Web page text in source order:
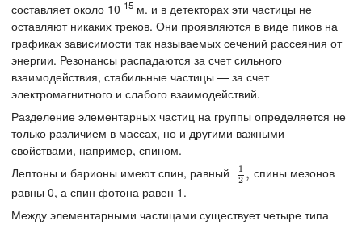
составляет около 10-15 м. и в детекторах эти частицы не
оставляют никаких треков. Они проявляются в виде пиков на
графиках зависимости так называемых сечений рассеяния от
энергии. Резонансы распадаются за счет сильного
взаимодействия, стабильные частицы — за счет
электромагнитного и слабого взаимодействий.
Разделение элементарных частиц на группы определяется не
только различием в массах, но и другими важными
свойствами, например, спином.
Лептоны и барионы имеют спин, равный
1
2 ,
12 спины мезонов
равны 0, а спин фотона равен 1.
Между элементарными частицами существует четыре типа